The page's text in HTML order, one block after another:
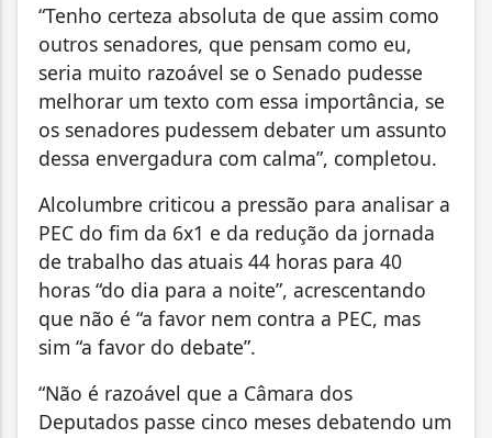
“Tenho certeza absoluta de que assim como
outros senadores, que pensam como eu,
seria muito razoável se o Senado pudesse
melhorar um texto com essa importância, se
os senadores pudessem debater um assunto
dessa envergadura com calma”, completou.
Alcolumbre criticou a pressão para analisar a
PEC do fim da 6x1 e da redução da jornada
de trabalho das atuais 44 horas para 40
horas “do dia para a noite”, acrescentando
que não é “a favor nem contra a PEC, mas
sim “a favor do debate”.
“Não é razoável que a Câmara dos
Deputados passe cinco meses debatendo um